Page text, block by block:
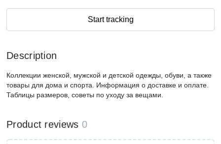
Start tracking
Description
Коллекции женской, мужской и детской одежды, обуви, а также
товары для дома и спорта. Информация о доставке и оплате.
Таблицы размеров, советы по уходу за вещами.
Product reviews 0